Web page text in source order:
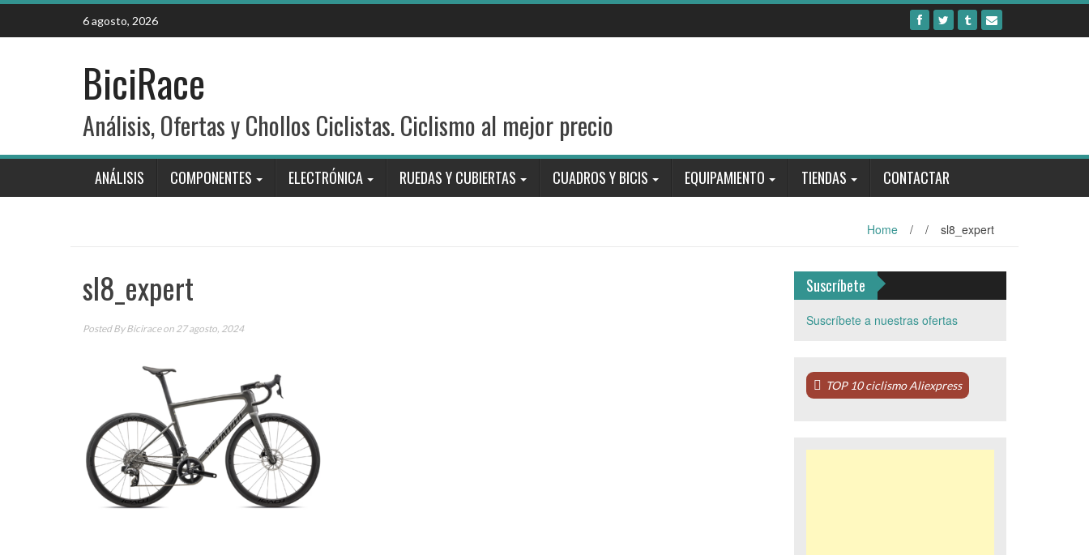
Skip
content
6 agosto, 2026
BiciRace
Análisis, Ofertas y Chollos Ciclistas. Ciclismo al mejor precio
ANÁLISIS COMPONENTES ELECTRÓNICA RUEDAS Y CUBIERTAS CUADROS Y BICIS EQUIPAMIENTO TIENDAS CONTACTAR
Home / / sl8_expert
sl8_expert
Posted ByBiciraceon 27 agosto, 2024
Suscríbete
Suscríbete a nuestras ofertas
TOP 10 ciclismo Aliexpress